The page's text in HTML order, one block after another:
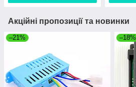
Акційні пропозиції та новинки
–21% –18%